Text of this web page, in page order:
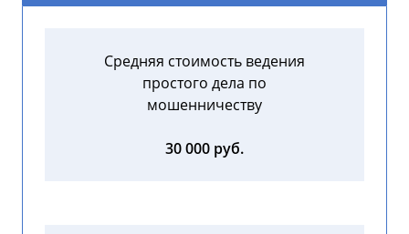
Средняя стоимость ведения
простого дела по
мошенничеству
30 000 руб.